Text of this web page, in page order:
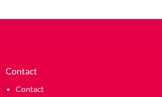
Contact
Contact